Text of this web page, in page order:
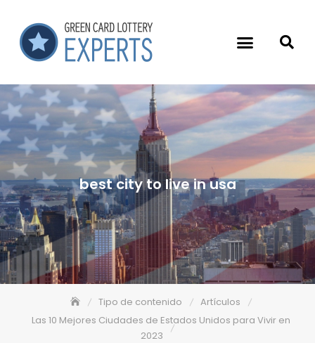
best city to live in usa
Tipo de contenido
Artículos
Las 10 Mejores Ciudades de Estados Unidos para Vivir en
2023